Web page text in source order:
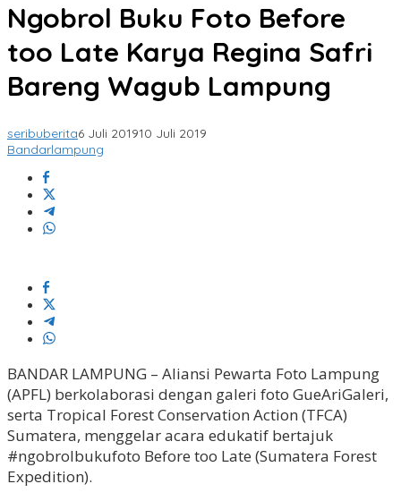
Ngobrol Buku Foto Before
too Late Karya Regina Safri
Bareng Wagub Lampung
seribuberita6 Juli 201910 Juli 2019
Bandarlampung
BANDAR LAMPUNG – Aliansi Pewarta Foto Lampung
(APFL) berkolaborasi dengan galeri foto GueAriGaleri,
serta Tropical Forest Conservation Action (TFCA)
Sumatera, menggelar acara edukatif bertajuk
#ngobrolbukufoto Before too Late (Sumatera Forest
Expedition).